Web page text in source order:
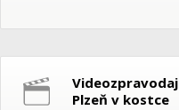
Videozpravodaj
Plzeň v kostce